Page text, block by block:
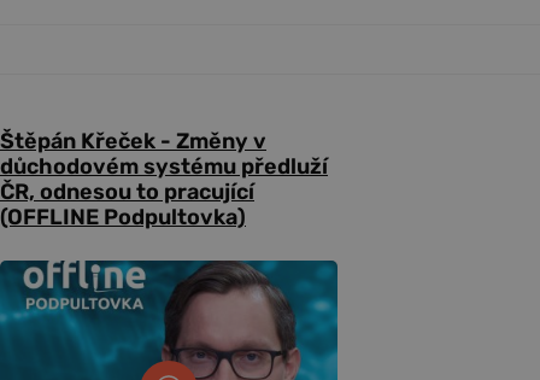
Štěpán Křeček - Změny v
důchodovém systému předluží
ČR, odnesou to pracující
(OFFLINE Podpultovka)